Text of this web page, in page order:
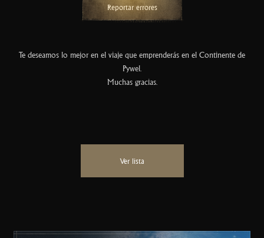
Reportar errores
Te deseamos lo mejor en el viaje que emprenderás en el Continente de
Pywel.
Muchas gracias.
Ver lista